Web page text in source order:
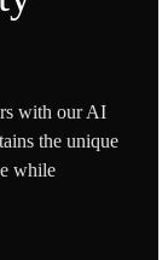
with our AI
the unique
while